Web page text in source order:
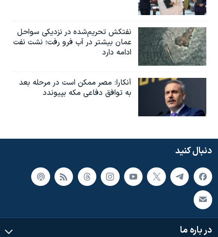
نفتکش تحریم‌شده در نزدیکی سواحل
عمان بیشتر در آب فرو رفت؛ نشت نفت
ادامه دارد
آنکارا: مصر ممکن است در مرحله بعد
به توافق دفاعی مکه بپیوندد
دنبال کنید
در باره ما